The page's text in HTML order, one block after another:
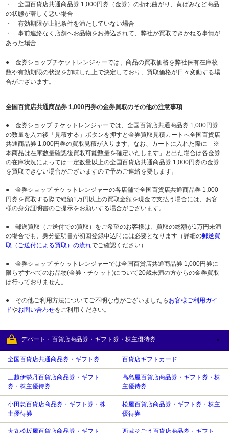
・ 全国百貨店共通商品券 1,000円券（金券）の折れ曲がり、黄ばみなど商品
の状態が著しく悪い場合
・ 有効期限が上記条件を満たしていない場合
・ 事前連絡なく店舗へお品物をお持込されて、弊社が買取できかねる事情が
あった場合
● 金券ショップチケットレンジャーでは、商品の買取価格を弊社保有在庫枚
数や有効期限の状況を加味した上で決定しており、買取価格が日々変動する場
合がございます。
全国百貨店共通商品券 1,000円券の金券買取のその他の注意事項
● 金券ショップ チケットレンジャーでは、全国百貨店共通商品券 1,000円券
の数量を入力後「見積する」ボタンを押すと金券買取見積カートへ全国百貨店
共通商品券 1,000円券の買取見積が入ります。なお、カートに入れた際に「※
本商品は在庫数量確認後買取可能数量を確定いたします」と出た場合は各金券
の在庫状況によっては一定数量以上の全国百貨店共通商品券 1,000円券の金券
を買取できない場合がございますので予めご連絡を要します。
● 金券ショップ チケットレンジャーの各店舗で全国百貨店共通商品券 1,000
円券を買取する際で総額1万円以上の買取金額を現金で支払う場合には、お客
様の身分証明書のご提示をお願いする場合がございます。
● 郵送買取（ご送付での買取）をご希望のお客様は、買取の総額が1万円未満
の場合でも、身分証明書が初回登録申込時には必要となります（詳細の郵送買
取（ご送付による買取）の流れでご確認ください）
● 金券ショップ チケットレンジャーでは全国百貨店共通商品券 1,000円券に
限らずすべてのお品物(金券・チケット)について20歳未満の方からの金券買取
は行っておりません。
● その他ご利用方法についてご不明な点がございましたら お客様ご利用ガイ
ドやお問い合わせをご利用ください。
デパート・百貨店商品券・ギフト券・株主優待券
全国百貨店共通商品券・ギフト券 百貨店ギフトカード
三越伊勢丹百貨店商品券・ギフト
券・株主優待券
高島屋百貨店商品券・ギフト券・株
主優待券
小田急百貨店商品券・ギフト券・株
主優待券
松屋百貨店商品券・ギフト券・株主
優待券
大丸松坂屋百貨店商品券・ギフト 西武そごう百貨店商品券・ギフト